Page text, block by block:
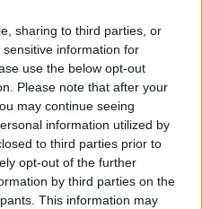
sharing to third parties, or
information for
use the below opt-out
Please note that after your
may continue seeing
information utilized by
to third parties prior to
opt-out of the further
by third parties on the
This information may
se adapta a la perfección al
cómodo y seguro que te
sin distracciones.